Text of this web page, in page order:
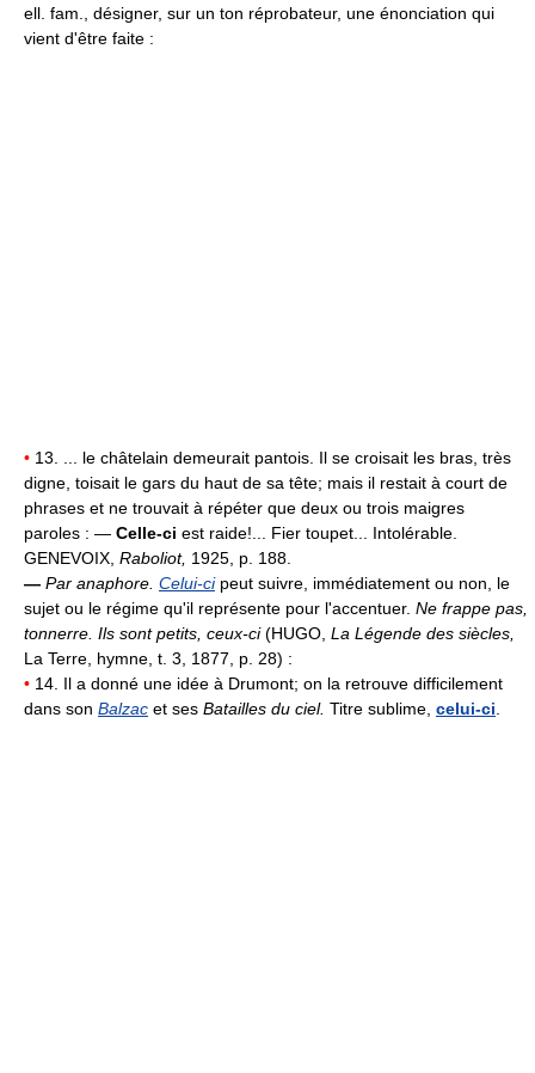
ell. fam., désigner, sur un ton réprobateur, une énonciation qui
vient d'être faite :
• 13. ... le châtelain demeurait pantois. Il se croisait les bras, très
digne, toisait le gars du haut de sa tête; mais il restait à court de
phrases et ne trouvait à répéter que deux ou trois maigres
paroles : — Celle-ci est raide!... Fier toupet... Intolérable.
GENEVOIX, Raboliot, 1925, p. 188.
— Par anaphore. Celui-cipeut suivre, immédiatement ou non, le
sujet ou le régime qu'il représente pour l'accentuer. Ne frappe pas,
tonnerre. Ils sont petits, ceux-ci(HUGO, La Légende des siècles,
La Terre, hymne, t. 3, 1877, p. 28) :
• 14. Il a donné une idée à Drumont; on la retrouve difficilement
dans son Balzac et ses Batailles du ciel. Titre sublime, celui-ci.